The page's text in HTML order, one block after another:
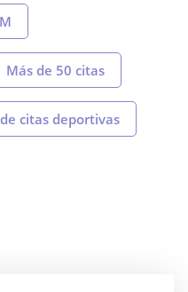
Más de 50 citas
citas deportivas